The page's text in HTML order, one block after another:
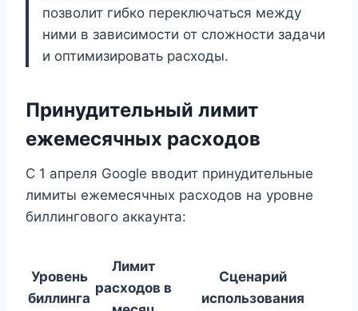
позволит гибко переключаться между
ними в зависимости от сложности задачи
и оптимизировать расходы.
Принудительный лимит
ежемесячных расходов
С 1 апреля Google вводит принудительные
лимиты ежемесячных расходов на уровне
биллингового аккаунта:
Уровень
биллинга
Лимит
расходов в
Сценарий
использования